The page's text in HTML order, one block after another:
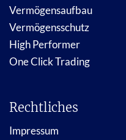
Vermögensaufbau
Vermögensschutz
High Performer
One Click Trading
Rechtliches
Impressum